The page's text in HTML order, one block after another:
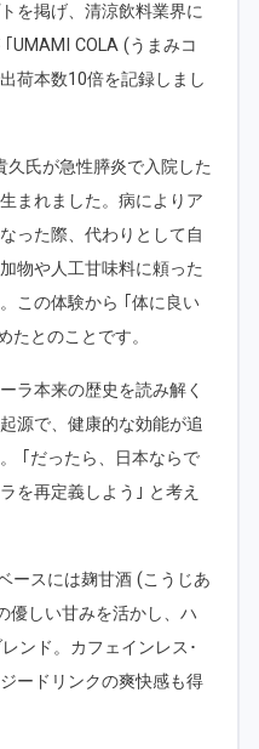
を掲げ、清涼飲料業界に
UMAMI COLA (うまみコ
荷本数10倍を記録しまし
久氏が急性膵炎で入院した
まれました。病によりア
った際、代わりとして自
物や人工甘味料に頼った
この体験から ｢体に良い
たとのことです。
ラ本来の歴史を読み解く
源で、健康的な効能が追
｢だったら、日本ならで
を再定義しよう｣ と考え
ースには麹甘酒 (こうじあ
優しい甘みを活かし、ハ
ンド。カフェインレス･
ードリンクの爽快感も得